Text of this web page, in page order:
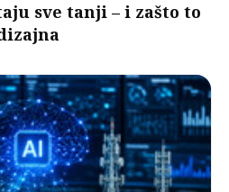
sve tanji – i zašto to